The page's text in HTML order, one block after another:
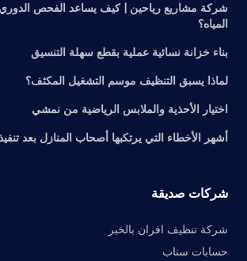
شركة مشاريع رياحين | كيف يساعد الفحص
المياه؟
بناء خزانة نسائية عملية بقطع سهلة التنسيق
لماذا يسبق التنظيف موسم التشغيل المكثف؟
اختيار الأحذية والملابس الرياضية من نمشي
أشهر الأخطاء التي يرتكبها أصحاب المنازل بعد
شركات صديقة
شركة تنظيف افران بالخبر
حسابات سناب